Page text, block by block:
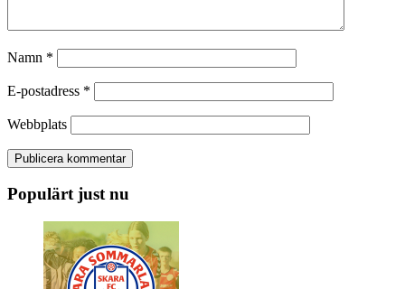
Namn *
E-postadress *
Webbplats
Populärt just nu